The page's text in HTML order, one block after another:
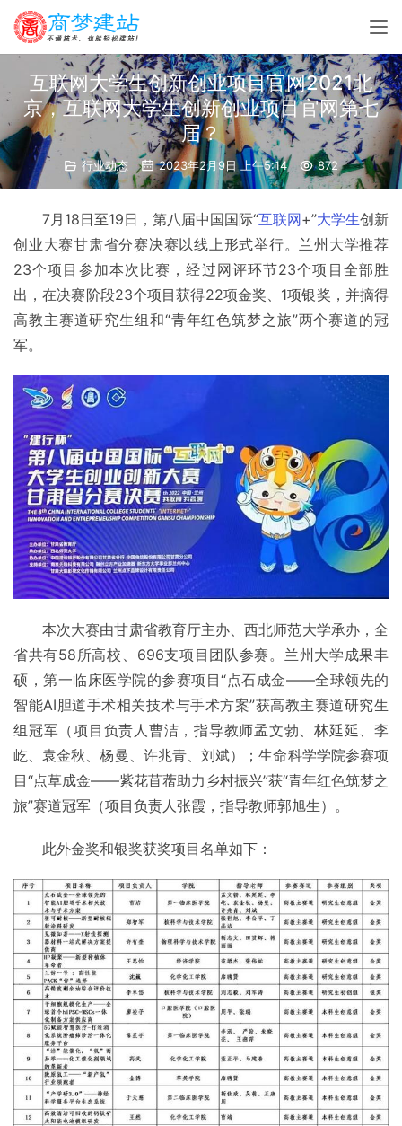
互联网大学生创新创业项目官网2021北
京，互联网大学生创新创业项目官网第七
届？
行业动态 2023年2月9日 上午5:14 872
7月18日至19日，第八届中国国际“互联网+”大学生创新
创业大赛甘肃省分赛决赛以线上形式举行。兰州大学推荐
23个项目参加本次比赛，经过网评环节23个项目全部胜
出，在决赛阶段23个项目获得22项金奖、1项银奖，并摘得
高教主赛道研究生组和“青年红色筑梦之旅”两个赛道的冠
军。
本次大赛由甘肃省教育厅主办、西北师范大学承办，全
省共有58所高校、696支项目团队参赛。兰州大学成果丰
硕，第一临床医学院的参赛项目“点石成金——全球领先的
智能AI胆道手术相关技术与手术方案”获高教主赛道研究生
组冠军（项目负责人曹洁，指导教师孟文勃、林延延、李
屹、袁金秋、杨曼、许兆青、刘斌）；生命科学学院参赛项
目“点草成金——紫花苜蓿助力乡村振兴”获“青年红色筑梦之
旅”赛道冠军（项目负责人张霞，指导教师郭旭生）。
此外金奖和银奖获奖项目名单如下：